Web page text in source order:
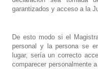
garantizados y acceso a la
De esto modo si el
personal y la persona se
lugar, sería un correcto
comparecer personalmente